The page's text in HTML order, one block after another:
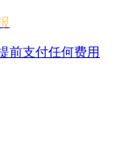
前支付任何费用